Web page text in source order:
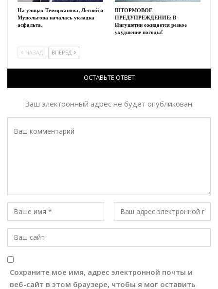
На улицах Темирханова, Лесной и
Муцольгова началась укладка
асфальта.
ШТОРМОВОЕ
ПРЕДУПРЕЖДЕНИЕ: В
Ингушетии ожидается резкое
ухудшение погоды!
НАЗАД ВПЕРЕД
ОСТАВЬТЕ ОТВЕТ
Ваш электронный адрес не будет опубликован.
Сохраните мое имя, адрес электронной почты и
веб-сайт в этом браузере, чтобы я мог оставить